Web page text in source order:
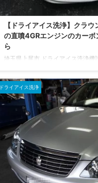
【ドライアイス洗浄】クラ
の直噴4GRエンジンのカーボ
ら
埼玉県上尾市 ドライアイス洗浄機
ンジン吸気系の煤カーボン除去
紹介するお車は 平成26年式
トです。 クラウンの直噴エンジ
ドライアイス洗浄機を使用して除
栃木県小山市よりご入庫いただ
GRS180クラウンで同作業をご ...
ドライアイス洗浄